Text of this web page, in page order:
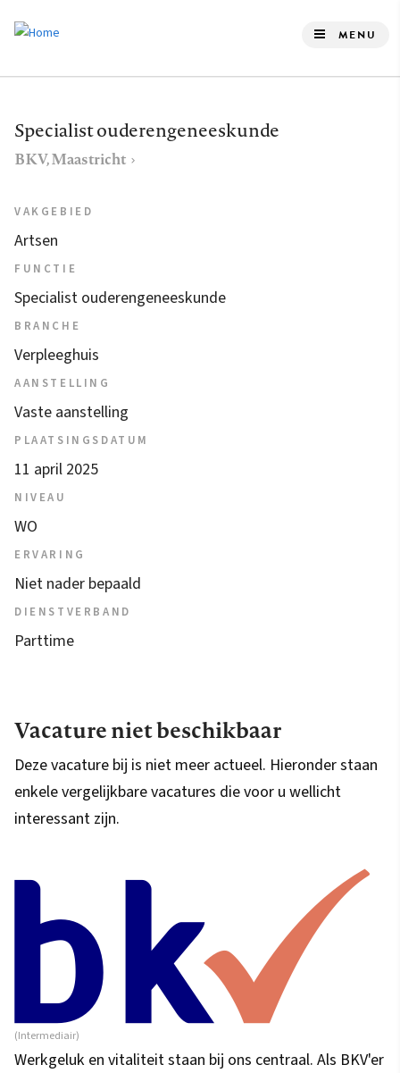
de
gaan
MENU
Specialist ouderengeneeskunde
BKV, Maastricht
VAKGEBIED
Artsen
FUNCTIE
Specialist ouderengeneeskunde
BRANCHE
Verpleeghuis
AANSTELLING
Vaste aanstelling
PLAATSINGSDATUM
11 april 2025
NIVEAU
WO
ERVARING
Niet nader bepaald
DIENSTVERBAND
Parttime
Vacature niet beschikbaar
Deze vacature bij is niet meer actueel. Hieronder staan
enkele vergelijkbare vacatures die voor u wellicht
interessant zijn.
(Intermediair)
Werkgeluk en vitaliteit staan bij ons centraal. Als BKV'er